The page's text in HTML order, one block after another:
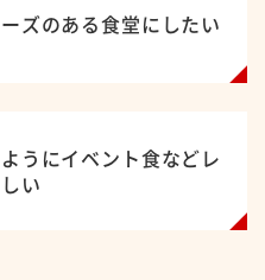
ズのある食堂にしたい
うにイベント食などレ
い